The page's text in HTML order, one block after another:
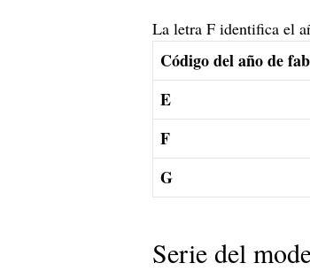
La letra F identifica el
Código del año de
E
F
G
Serie del